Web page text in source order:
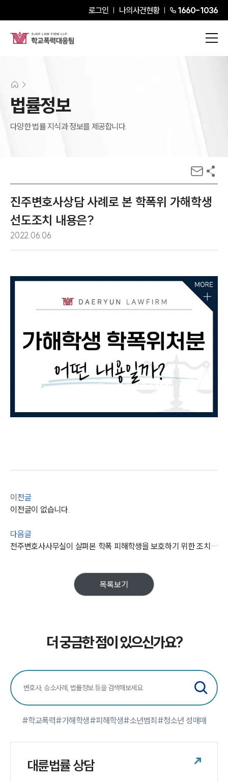
로그인 나의사건현황 1660-1036
팀소개
대륜의 강점
글로벌 파트너 로펌
법률정보
다양한 법률 지식과 정보를 제공합니다.
진주변호사상담 사례로 본 학폭위 가해학생
선도조치 내용은?
2022.06.06
이전글
이전글이 없습니다.
다음글
전주변호사사무실이 살펴본 학폭 피해학생을 보호하기 위한 조치는?
목록보기
더 궁금한 점이 있으신가요?
#학교폭력#가해학생#피해학생#소년범죄 #청소년 성매매
대륜법률 상담